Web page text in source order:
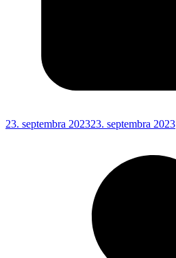
23. septembra 202323. septembra 2023